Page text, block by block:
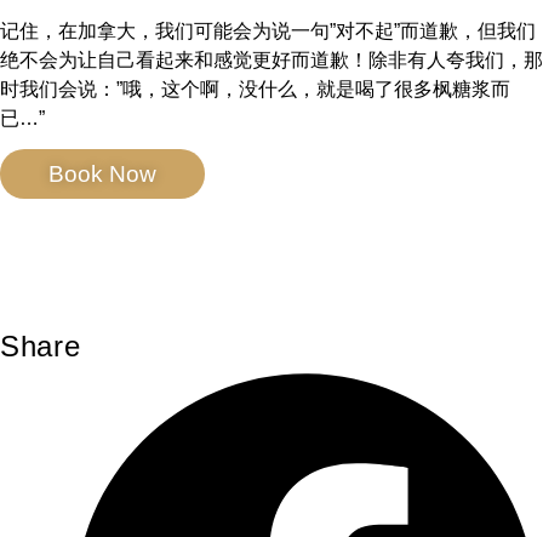
记住，在加拿大，我们可能会为说一句”对不起”而道歉，但我们
绝不会为让自己看起来和感觉更好而道歉！除非有人夸我们，那
时我们会说：”哦，这个啊，没什么，就是喝了很多枫糖浆而
已…”
Book Now
Share